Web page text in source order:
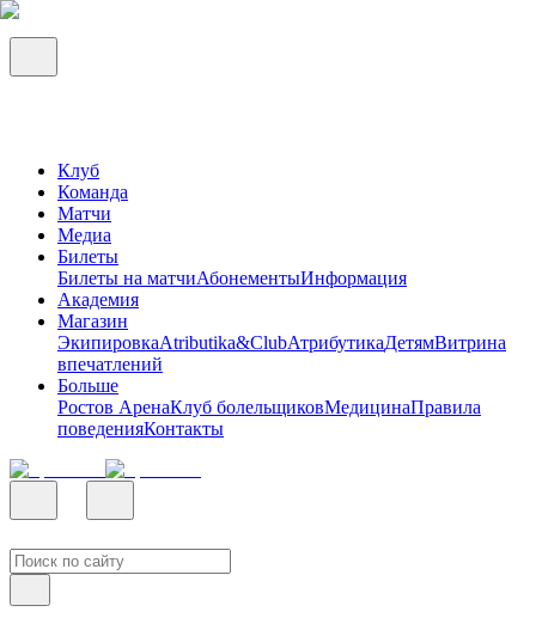
Клуб
Команда
Матчи
Медиа
Билеты
Билеты на матчиАбонементыИнформация
Академия
Магазин
ЭкипировкаAtributika&ClubАтрибутикаДетямВитрина
впечатлений
Больше
Ростов АренаКлуб болельщиковМедицинаПравила
поведенияКонтакты